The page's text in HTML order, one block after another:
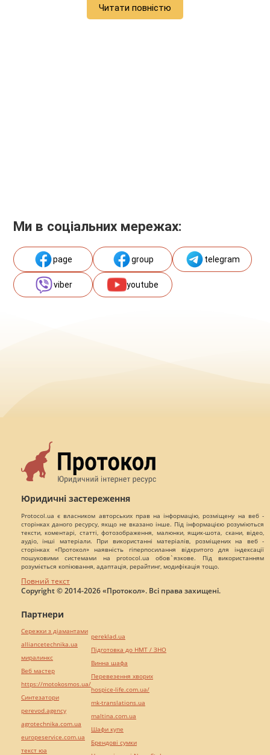
Читати повністю
Ми в соціальних мережах:
page group telegram
viber youtube
Юридичні застереження
Protocol.ua є власником авторських прав на інформацію, розміщену на веб -
сторінках даного ресурсу, якщо не вказано інше. Під інформацією розуміються
тексти, коментарі, статті, фотозображення, малюнки, ящик-шота, скани, відео,
аудіо, інші матеріали. При використанні матеріалів, розміщених на веб -
сторінках «Протокол» наявність гіперпосилання відкритого для індексації
пошуковими системами на protocol.ua обов`язкове. Під використанням
розуміється копіювання, адаптація, рерайтинг, модифікація тощо.
Повний текст
Copyright © 2014-2026 «Протокол». Всі права захищені.
Партнери
Сережки з діамантами
alliancetechnika.ua
миралинкс
Веб мастер
https://motokosmos.ua/
Синтезатори
perevod.agency
agrotechnika.com.ua
europeservice.com.ua
текст юа
pereklad.ua
Підготовка до НМТ / ЗНО
Винна шафа
Перевезення хворих
hospice-life.com.ua/
mk-translations.ua
maltina.com.ua
Шафи купе
Брендові сумки